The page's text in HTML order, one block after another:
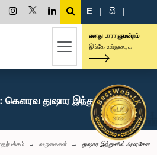
E | සි |
எனது பாராளுமன்றம்
இங்கே உள்நுழைக
கௌரவ துஷார இந்துனில்
வருகைகள் துஷார இந்துனில் அமரசேன